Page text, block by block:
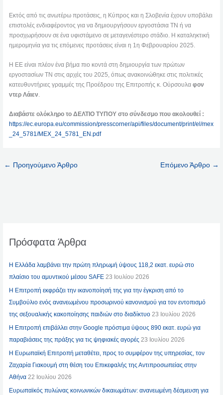
Εκτός από τις ανωτέρω προτάσεις, η Κύπρος και η Σλοβενία έχουν υποβάλει
επιστολές ενδιαφέροντος για να δημιουργήσουν εργοστάσια ΤΝ ή να
προσχωρήσουν σε ένα υφιστάμενο σε μεταγενέστερο στάδιο. Η καταληκτική
ημερομηνία για τις επόμενες προτάσεις είναι η 1η Φεβρουαρίου 2025.
Η ΕΕ είναι πλέον ένα βήμα πιο κοντά στη δημιουργία των πρώτων
εργοστασίων ΤΝ στις αρχές του 2025, όπως ανακοινώθηκε στις πολιτικές
κατευθυντήριες γραμμές της Προέδρου της Επιτροπής κ. Ούρσουλαφον
ντερ Λάιεν
Διαβάστε ολόκληρο το ΔΕΛΤΙΟ ΤΥΠΟΥ στο σύνδεσμο που ακολουθεί :
https://ec.europa.eu/commission/presscorner/api/files/document/print/el/mex
_24_5781/MEX_24_5781_EN.pdf
← Προηγούμενο Άρθρο Επόμενο Άρθρο →
Πρόσφατα Άρθρα
Η Ελλάδα λαμβάνει την πρώτη πληρωμή ύψους 118,2 εκατ. ευρώ στο
πλαίσιο του αμυντικού μέσου SAFE 23 Ιουλίου 2026
Η Επιτροπή εκφράζει την ικανοποίησή της για την έγκριση από το
Συμβούλιο ενός ανανεωμένου προσωρινού κανονισμού για τον εντοπισμό
της σεξουαλικής κακοποίησης παιδιών στο διαδίκτυο 23 Ιουλίου 2026
Η Επιτροπή επιβάλλει στην Google πρόστιμα ύψους 890 εκατ. ευρώ για
παραβιάσεις της πράξης για τις ψηφιακές αγορές 23 Ιουλίου 2026
Η Ευρωπαϊκή Επιτροπή μεταθέτει, προς το συμφέρον της υπηρεσίας, τον
Ζαχαρία Γιακουμή στη θέση του Επικεφαλής της Αντιπροσωπείας στην
Αθήνα 22 Ιουλίου 2026
Ευρωπαϊκός πυλώνας κοινωνικών δικαιωμάτων: ανανεωμένη δέσμευση για